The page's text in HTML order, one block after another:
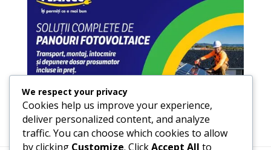
We respect your privacy
Cookies help us improve your experience,
deliver personalized content, and analyze
traffic. You can choose which cookies to allow
by clicking Customize. ClickAccept All to